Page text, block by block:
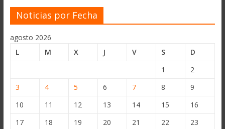
Noticias por Fecha
agosto 2026
L
M X J V S
D
1
2
3
4 5 6 7 8
9
10
11 12 13 14 15
16
17
18 19 20 21 22
23